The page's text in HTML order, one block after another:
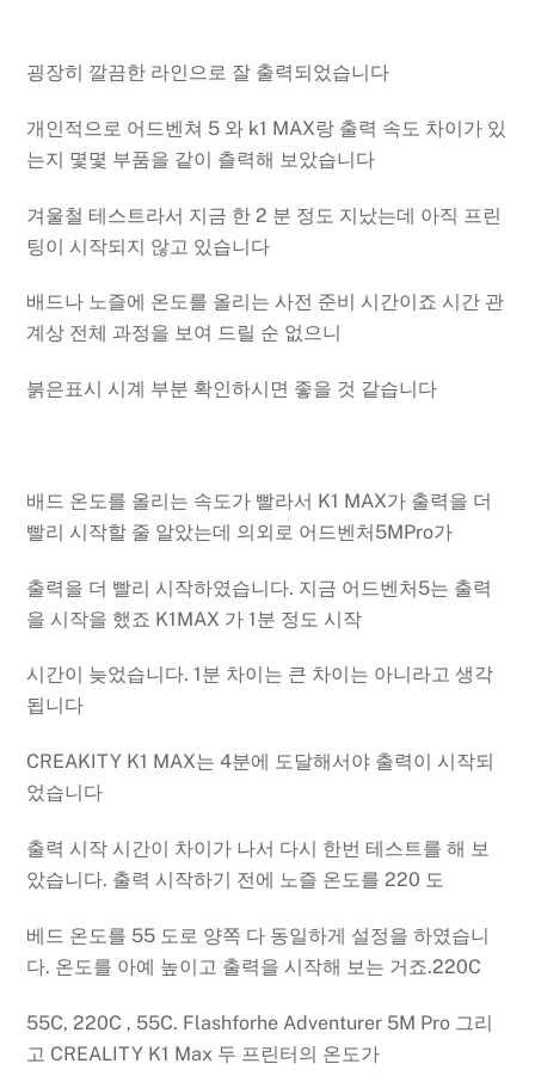
굉장히 깔끔한 라인으로 잘 출력되었습니다
개인적으로 어드벤쳐 5 와 k1 MAX랑 출력 속도 차이가 있
는지 몇몇 부품을 같이 츨력해 보았습니다
겨울철 테스트라서 지금 한 2 분 정도 지났는데 아직 프린
팅이 시작되지 않고 있습니다
배드나 노즐에 온도를 올리는 사전 준비 시간이죠 시간 관
계상 전체 과정을 보여 드릴 순 없으니
붉은표시 시계 부분 확인하시면 좋을 것 같습니다
배드 온도를 올리는 속도가 빨라서 K1 MAX가 출력을 더
빨리 시작할 줄 알았는데 의외로 어드벤처5MPro가
출력을 더 빨리 시작하였습니다. 지금 어드벤처5는 출력
을 시작을 했죠 K1MAX 가 1분 정도 시작
시간이 늦었습니다. 1분 차이는 큰 차이는 아니라고 생각
됩니다
CREAKITY K1 MAX는 4분에 도달해서야 출력이 시작되
었습니다
출력 시작 시간이 차이가 나서 다시 한번 테스트를 해 보
았습니다. 출력 시작하기 전에 노즐 온도를 220 도
베드 온도를 55 도로 양쪽 다 동일하게 설정을 하였습니
다. 온도를 아예 높이고 출력을 시작해 보는 거죠.220C
55C, 220C , 55C. Flashforhe Adventurer 5M Pro 그리
고 CREALITY K1 Max 두 프린터의 온도가